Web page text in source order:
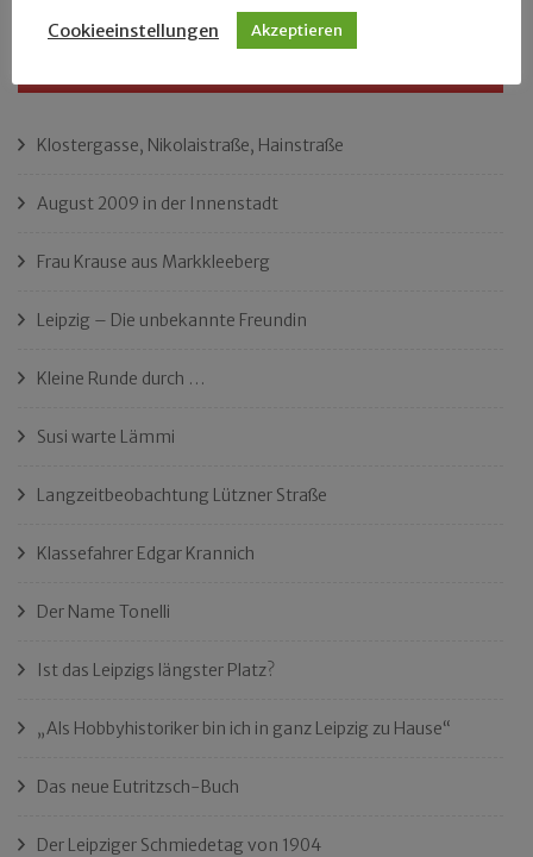
Klostergasse, Nikolaistraße, Hainstraße
August 2009 in der Innenstadt
Frau Krause aus Markkleeberg
Leipzig – Die unbekannte Freundin
Kleine Runde durch …
Susi warte Lämmi
Langzeitbeobachtung Lützner Straße
Klassefahrer Edgar Krannich
Der Name Tonelli
Ist das Leipzigs längster Platz?
„Als Hobbyhistoriker bin ich in ganz Leipzig zu Hause“
Das neue Eutritzsch-Buch
Der Leipziger Schmiedetag von 1904
Cookieeinstellungen Akzeptieren